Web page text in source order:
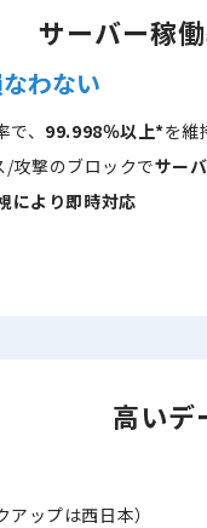
サーバー稼
わない
、 99.998％以上*を維
/攻撃のブロックでサー
により即時対応
高いデ
アップは西日本）